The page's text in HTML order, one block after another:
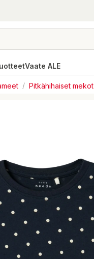
Vaate ALE
/ Pitkähihaiset mekot